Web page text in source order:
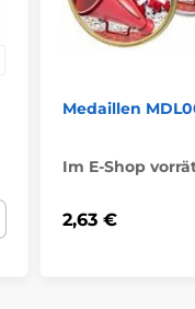
Medaillen
Im E-Shop
2,63 €